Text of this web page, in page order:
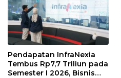
Pendapatan InfraNexia
Tembus Rp7,7 Triliun pada
Semester I 2026, Bisnis